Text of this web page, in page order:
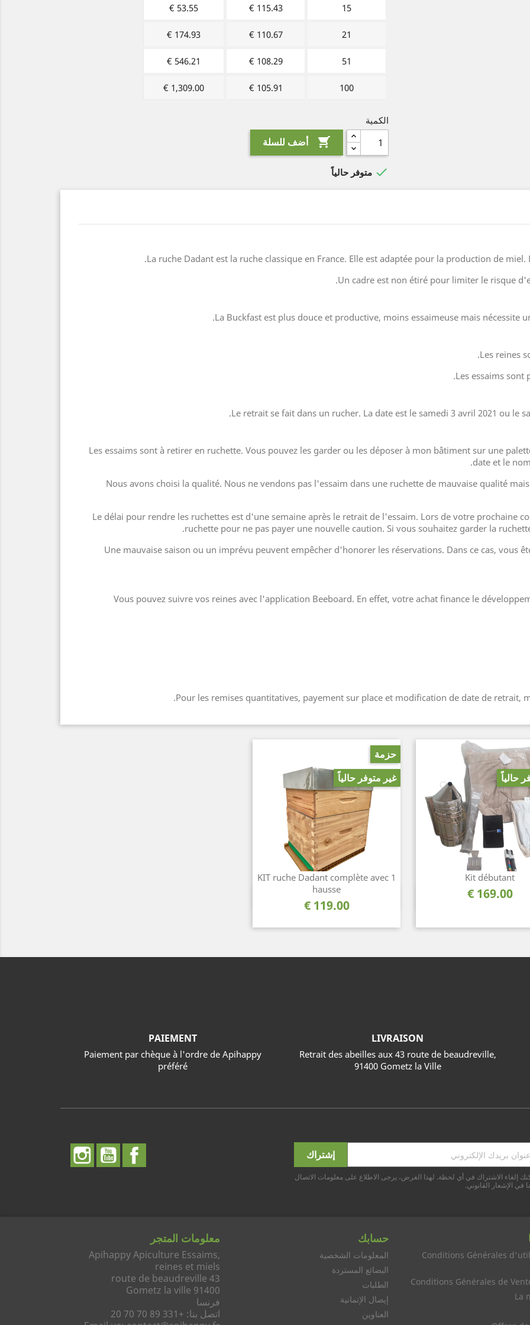
15
115.43 €
53.55 €
21
110.67 €
174.93 €
51
108.29 €
546.21 €
100
105.91 €
1,309.00 €
الكمية
 أضف للسلة
 متوفر حالياً
La ruche Dadant est la ruche classique en France. Elle est adaptée pour la production de miel.
Un cadre est non étiré pour limiter le risque
La Buckfast est plus douce et productive, moins essaimeuse mais nécessite
Les reines
Les essaims sont
Le retrait se fait dans un rucher. La date est le samedi 3 avril 2021 ou le
Les essaims sont à retirer en ruchette. Vous pouvez les garder ou les déposer à mon bâtiment sur une
date et le
Nous avons choisi la qualité. Nous ne vendons pas l'essaim dans une ruchette de mauvaise qualité
Le délai pour rendre les ruchettes est d'une semaine après le retrait de l'essaim. Lors de votre prochaine
ruchette pour ne pas payer une nouvelle caution. Si vous souhaitez garder la
Une mauvaise saison ou un imprévu peuvent empêcher d'honorer les réservations. Dans ce cas, vous
Vous pouvez suivre vos reines avec l'application Beeboard. En effet, votre achat finance le
Pour les remises quantitatives, payement sur place et modification de date de retrait,
Kit débutant
السعر
169.00 €
حالياً
نظرة سريعة
KIT ruche Dadant complète avec 1
hausse
السعر
119.00 €
حزمة
غير متوفر حالياً
 نظرة سريعة
LIVRAISON
Retrait des abeilles aux 43 route de beaudreville,
91400 Gometz la Ville
PAIEMENT
Paiement par chèque à l'ordre de Apihappy
préféré
إلغاء الاشتراك في أي لحظة. لهذا الغرض، يرجى الاطلاع على معلومات الاتصال
في الإشعار القانوني.
الفيسبوكيوتيوب
Conditions Générales
Conditions Générales de
La
حسابك
المعلومات الشخصية
البضائع المستردة
الطلبات
إيصال الإتمانية
العناوين
معلومات المتجر
Apihappy Apiculture Essaims,
reines et miels
43 route de beaudreville
91400 Gometz la ville
فرنسا
اتصل بنا: +331 89 70 70 20